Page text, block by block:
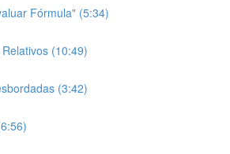
Fórmula" (5:34)
(10:49)
(3:42)